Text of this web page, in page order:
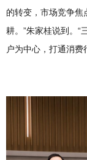
的转变，市场竞争焦
耕。”朱家桂说到。“
户为中心，打通消费